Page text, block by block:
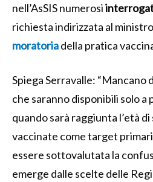
nell’AsSIS numerosi
richiesta indirizzata al
moratoriadella pratica
Spiega Serravalle:
che saranno disponibili solo a
quando sarà raggiunta l’età
vaccinate come target
essere sottovalutata la
emerge dalle scelte delle